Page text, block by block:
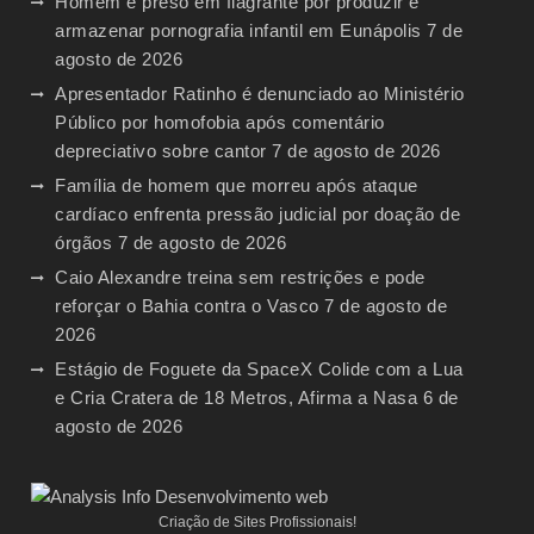
armazenar pornografia infantil em Eunápolis 7 de
agosto de 2026
Apresentador Ratinho é denunciado ao Ministério
Público por homofobia após comentário
depreciativo sobre cantor 7 de agosto de 2026
Família de homem que morreu após ataque
cardíaco enfrenta pressão judicial por doação de
órgãos 7 de agosto de 2026
Caio Alexandre treina sem restrições e pode
reforçar o Bahia contra o Vasco 7 de agosto de
2026
Estágio de Foguete da SpaceX Colide com a Lua
e Cria Cratera de 18 Metros, Afirma a Nasa 6 de
agosto de 2026
Criação de Sites Profissionais!